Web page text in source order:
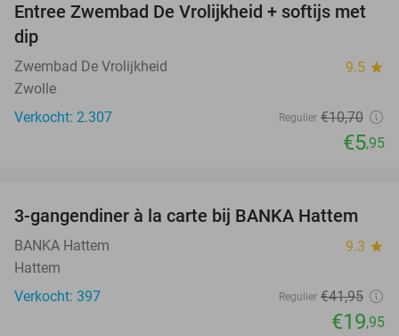
44%
Entree Zwembad De Vrolijkheid + softijs met
dip
Zwembad De Vrolijkheid 9.5 star
Zwolle
Verkocht: 2.307
Regulier €10,70
€5,95
52%
3-gangendiner à la carte bij BANKA Hattem
BANKA Hattem 9.3 star
Hattem
Verkocht: 397
Regulier €41,95
€19,95